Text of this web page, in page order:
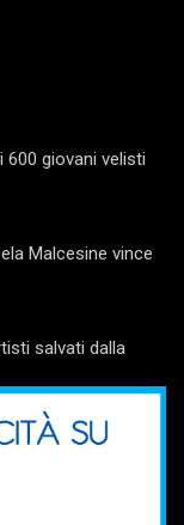
600 giovani velisti
Malcesine vince
salvati dalla